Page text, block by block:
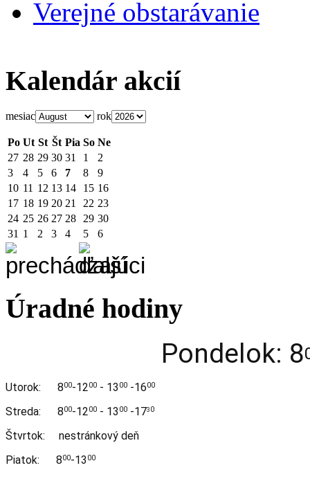
Verejné obstarávanie
Kalendár akcií
mesiac rok
Po Ut St Št Pia So Ne
27 28 29 30 31 1
2
3
4 5 6 7 8
9
10 11 12 13 14 15 16
17 18 19 20 21 22 23
24 25 26 27 28 29 30
31 1 2 3 4 5 6
Úradné hodiny
Pondelok: 8
Utorok: 800-1200 - 13 00 -1600
Streda: 800-1200 - 13 00 -173 0
Štvrtok: nestránkový deň
Piatok: 800-13 00